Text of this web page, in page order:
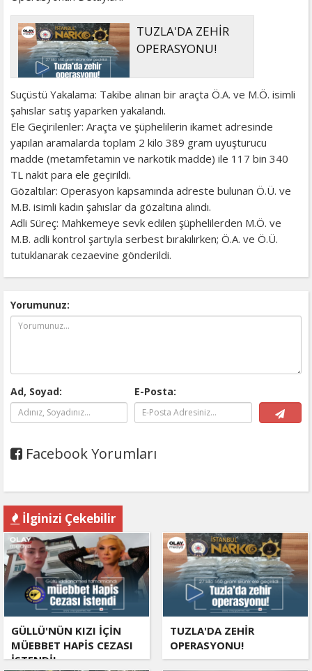
TUZLA'DA ZEHİR
OPERASYONU!
Suçüstü Yakalama: Takibe alınan bir araçta Ö.A. ve M.Ö. isimli
şahıslar satış yaparken yakalandı.
Ele Geçirilenler: Araçta ve şüphelilerin ikamet adresinde
yapılan aramalarda toplam 2 kilo 389 gram uyuşturucu
madde (metamfetamin ve narkotik madde) ile 117 bin 340
TL nakit para ele geçirildi.
Gözaltılar: Operasyon kapsamında adreste bulunan Ö.Ü. ve
M.B. isimli kadın şahıslar da gözaltına alındı.
Adli Süreç: Mahkemeye sevk edilen şüphelilerden M.Ö. ve
M.B. adli kontrol şartıyla serbest bırakılırken; Ö.A. ve Ö.Ü.
tutuklanarak cezaevine gönderildi.
Yorumunuz:
Ad, Soyad: E-Posta:
Facebook Yorumları
İlginizi Çekebilir
GÜLLÜ'NÜN KIZI İÇİN
MÜEBBET HAPİS CEZASI
İSTENDİ!
TUZLA'DA ZEHİR
OPERASYONU!